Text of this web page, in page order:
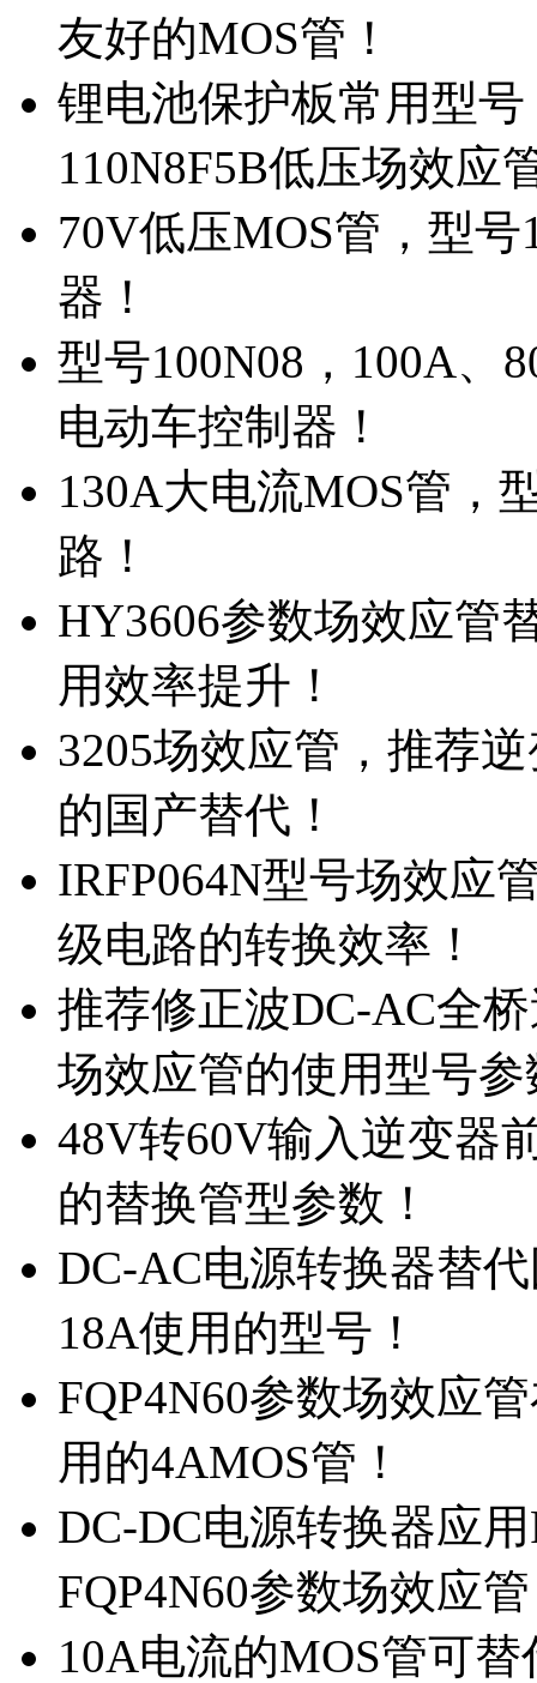
友好的MOS管！
锂电池保护板常用型
110N8F5B低压场效应
70V低压MOS管，型
器！
型号100N08，100A、
电动车控制器！
130A大电流MOS管，
路！
HY3606参数场效应管
用效率提升！
3205场效应管，推荐
的国产替代！
IRFP064N型号场效应
级电路的转换效率！
推荐修正波DC-AC全
场效应管的使用型号参
48V转60V输入逆变器
的替换管型参数！
DC-AC电源转换器替
18A使用的型号！
FQP4N60参数场效应
用的4AMOS管！
DC-DC电源转换器应
FQP4N60参数场效应
10A电流的MOS管可